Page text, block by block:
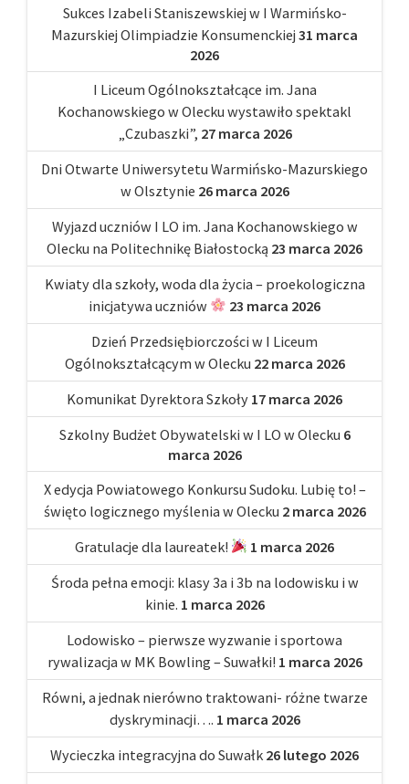
Sukces Izabeli Staniszewskiej w I Warmińsko-
Mazurskiej Olimpiadzie Konsumenckiej 31 marca
2026
I Liceum Ogólnokształcące im. Jana
Kochanowskiego w Olecku wystawiło spektakl
„Czubaszki”, 27 marca 2026
Dni Otwarte Uniwersytetu Warmińsko-Mazurskiego
w Olsztynie 26 marca 2026
Wyjazd uczniów I LO im. Jana Kochanowskiego w
Olecku na Politechnikę Białostocką 23 marca 2026
Kwiaty dla szkoły, woda dla życia – proekologiczna
inicjatywa uczniów
23 marca 2026
Dzień Przedsiębiorczości w I Liceum
Ogólnokształcącym w Olecku 22 marca 2026
Komunikat Dyrektora Szkoły 17 marca 2026
Szkolny Budżet Obywatelski w I LO w Olecku 6
marca 2026
X edycja Powiatowego Konkursu Sudoku. Lubię to! –
święto logicznego myślenia w Olecku 2 marca 2026
Gratulacje dla laureatek!
1 marca 2026
Środa pełna emocji: klasy 3a i 3b na lodowisku i w
kinie. 1 marca 2026
Lodowisko – pierwsze wyzwanie i sportowa
rywalizacja w MK Bowling – Suwałki! 1 marca 2026
Równi, a jednak nierówno traktowani- różne twarze
dyskryminacji…. 1 marca 2026
Wycieczka integracyjna do Suwałk 26 lutego 2026